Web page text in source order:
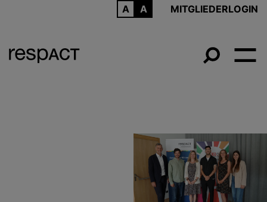
MITGLIEDERLOGIN